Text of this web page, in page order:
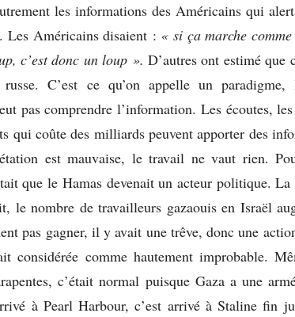
les informations des Américains qui
Les Américains disaient : « si ça marche
c’est donc un loup ». D’autres ont estimé que
C’est ce qu’on appelle un paradigme,
pas comprendre l’information. Les écoutes,
qui coûte des milliards peuvent apporter des
est mauvaise, le travail ne vaut rien.
que le Hamas devenait un acteur politique.
le nombre de travailleurs gazaouis en Israël
pas gagner, il y avait une trêve, donc une
considérée comme hautement improbable.
c’était normal puisque Gaza a une
à Pearl Harbour, c’est arrivé à Staline fin